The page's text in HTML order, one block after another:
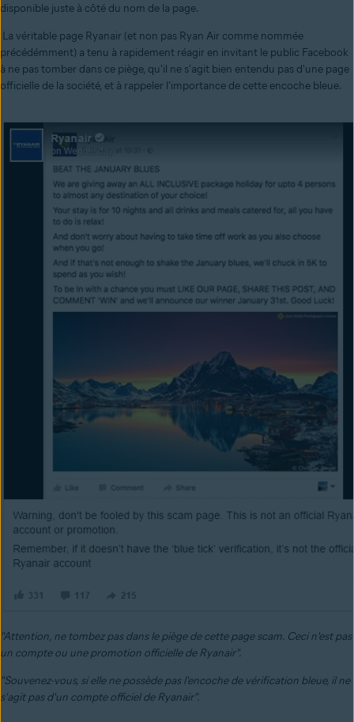
disponible juste à côté du nom de la page.
La véritable page Ryanair (et non pas Ryan Air comme nommée
précédémment) a tenu à rapidement réagir en invitant le public Facebook
à ne pas tomber dans ce piège, qu'il ne s'agit bien entendu pas d'une page
officielle de la société, et à rappeler l'importance de cette encoche bleue.
"Attention, ne tombez pas dans le piège de cette page scam. Ceci n'est pas
un compte ou une promotion officielle de Ryanair".
"Souvenez-vous, si elle ne possède pas l'encoche de vérification bleue, il ne
s'agit pas d'un compte officiel de Ryanair".